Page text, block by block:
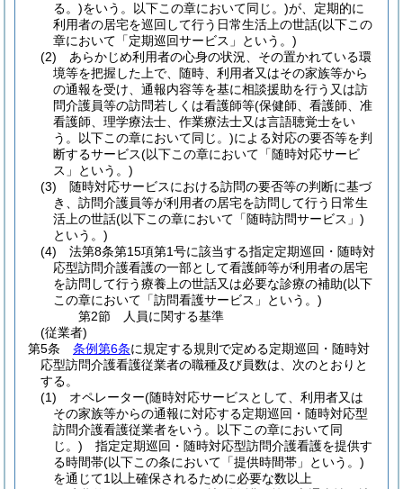
る。)をいう。以下この章において同じ。)が、定期的に
利用者の居宅を巡回して行う日常生活上の世話(以下この
章において「定期巡回サービス」という。)
(2)
あらかじめ利用者の心身の状況、その置かれている環
境等を把握した上で、随時、利用者又はその家族等から
の通報を受け、通報内容等を基に相談援助を行う又は訪
問介護員等の訪問若しくは看護師等(保健師、看護師、准
看護師、理学療法士、作業療法士又は言語聴覚士をい
う。以下この章において同じ。)による対応の要否等を判
断するサービス(以下この章において「随時対応サービ
ス」という。)
(3)
随時対応サービスにおける訪問の要否等の判断に基づ
き、訪問介護員等が利用者の居宅を訪問して行う日常生
活上の世話(以下この章において「随時訪問サービス」)
という。)
(4)
法第8条第15項第1号に該当する指定定期巡回・随時対
応型訪問介護看護の一部として看護師等が利用者の居宅
を訪問して行う療養上の世話又は必要な診療の補助(以下
この章において「訪問看護サービス」という。)
第2節
人員に関する基準
(従業者)
第5条
条例第6条に規定する規則で定める定期巡回・随時対
応型訪問介護看護従業者の職種及び員数は、次のとおりと
する。
(1)
オペレーター(随時対応サービスとして、利用者又は
その家族等からの通報に対応する定期巡回・随時対応型
訪問介護看護従業者をいう。以下この章において同
じ。) 指定定期巡回・随時対応型訪問介護看護を提供す
る時間帯(以下この条において「提供時間帯」という。)
を通じて1以上確保されるために必要な数以上